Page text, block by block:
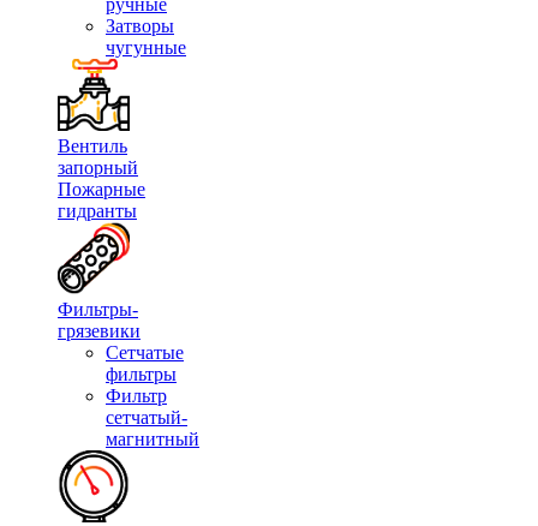
ручные
Затворы
чугунные
Вентиль
запорный
Пожарные
гидранты
Фильтры-
грязевики
Сетчатые
фильтры
Фильтр
сетчатый-
магнитный